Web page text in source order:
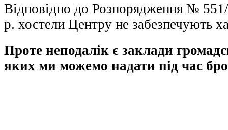
Відповідно до Розпорядження №
р. хостели Центру не забезпечують
Проте неподалік є заклади
яких ми можемо надати під час